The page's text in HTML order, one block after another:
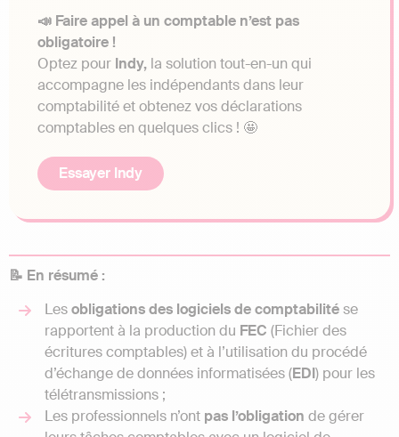
📣 Faire appel à un comptable n’est pas
obligatoire !
Optez pour Indy, la solution tout-en-un qui
accompagne les indépendants dans leur
comptabilité et obtenez vos déclarations
comptables en quelques clics ! 🤩
Essayer Indy
📝 En résumé :
Lesobligations des logiciels de comptabilitése
rapportent à la production du FEC (Fichier des
écritures comptables) et à l’utilisation du procédé
d’échange de données informatisées (EDI) pour les
télétransmissions ;
Les professionnels n’ont pas l’obligation de gérer